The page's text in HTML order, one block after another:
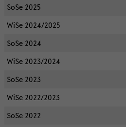
SoSe 2025
WiSe 2024/2025
SoSe 2024
WiSe 2023/2024
SoSe 2023
WiSe 2022/2023
SoSe 2022